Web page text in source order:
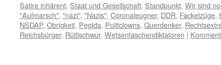
Satire inhärent, Staat und Gesellschaft, Standpunkt, Wir sind
"Aufmarsch", "nazi", "Nazis", Coronaleugner, DDR, Fackelzüge,
NSDAP, Obrigkeit, Pegida, Politclowns, Querdenker,
Reichsbürger, Rütlischwur, Wetsentaschendiktatoren |